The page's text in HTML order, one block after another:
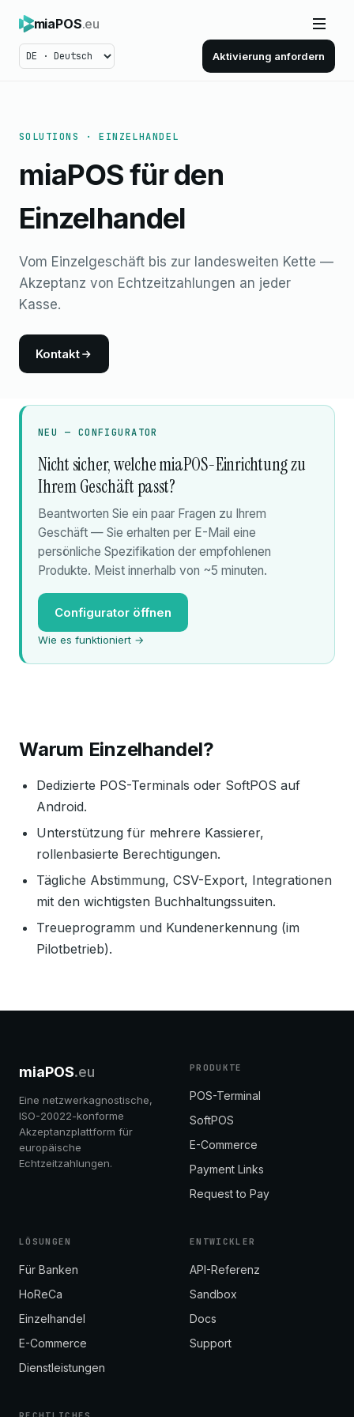
miaPOS.eu
Aktivierung anfordern
SOLUTIONS · EINZELHANDEL
miaPOS für den
Einzelhandel
Vom Einzelgeschäft bis zur landesweiten Kette —
Akzeptanz von Echtzeitzahlungen an jeder
Kasse.
Kontakt
NEU — CONFIGURATOR
Nicht sicher, welche miaPOS-Einrichtung zu
Ihrem Geschäft passt?
Beantworten Sie ein paar Fragen zu Ihrem
Geschäft — Sie erhalten per E-Mail eine
persönliche Spezifikation der empfohlenen
Produkte. Meist innerhalb von ~5 minuten.
Configurator öffnen
Wie es funktioniert →
Warum Einzelhandel?
Dedizierte POS-Terminals oder SoftPOS auf
Android.
Unterstützung für mehrere Kassierer,
rollenbasierte Berechtigungen.
Tägliche Abstimmung, CSV-Export, Integrationen
mit den wichtigsten Buchhaltungssuiten.
Treueprogramm und Kundenerkennung (im
Pilotbetrieb).
miaPOS.eu
Eine netzwerkagnostische,
ISO-20022-konforme
Akzeptanzplattform für
europäische
Echtzeitzahlungen.
PRODUKTE
POS-Terminal
SoftPOS
E-Commerce
Payment Links
Request to Pay
LÖSUNGEN
Für Banken
HoReCa
Einzelhandel
E-Commerce
Dienstleistungen
ENTWICKLER
API-Referenz
Sandbox
Docs
Support